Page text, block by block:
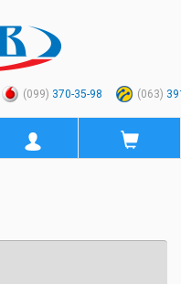
(099) 370-35-98 (063)